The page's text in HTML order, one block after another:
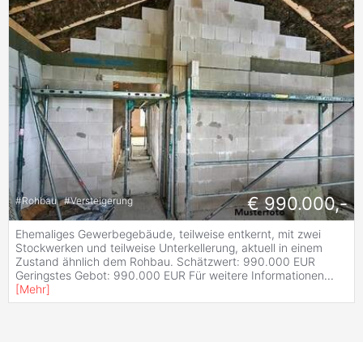
#Rohbau #Versteigerung € 990.000,-
Ehemaliges Gewerbegebäude, teilweise entkernt, mit zwei
Stockwerken und teilweise Unterkellerung, aktuell in einem
Zustand ähnlich dem Rohbau. Schätzwert: 990.000 EUR
Geringstes Gebot: 990.000 EUR Für weitere Informationen...
[Mehr]